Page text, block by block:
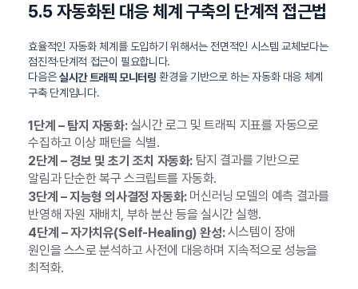
5.5 자동화된 대응 체계 구축의 단계적 접근법
효율적인 자동화 체계를 도입하기 위해서는 전면적인 시스템 교체보다는
점진적·단계적 접근이 필요합니다.
다음은실시간 트래픽 모니터링 환경을 기반으로 하는 자동화 대응 체계
구축 단계입니다.
1단계 – 탐지 자동화:실시간 로그 및 트래픽 지표를 자동으로
수집하고 이상 패턴을 식별.
2단계 – 경보 및 초기 조치 자동화:탐지 결과를 기반으로
알림과 단순한 복구 스크립트를 자동화.
3단계 – 지능형 의사결정 자동화:머신러닝 모델의 예측 결과를
반영해 자원 재배치, 부하 분산 등을 실시간 실행.
4단계 – 자가치유(Self-Healing) 완성:시스템이 장애
원인을 스스로 분석하고 사전에 대응하며 지속적으로 성능을
최적화.